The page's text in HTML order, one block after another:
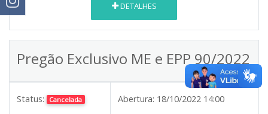
DETALHES
Pregão Exclusivo ME e EPP 90/2022
Status: Cancelada Abertura: 18/10/2022 14:00